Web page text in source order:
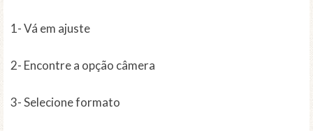
1- Vá em ajuste
2- Encontre a opção câmera
3- Selecione formato